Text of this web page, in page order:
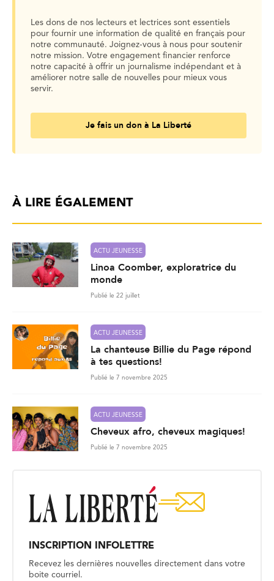
Les dons de nos lecteurs et lectrices sont essentiels
pour fournir une information de qualité en français pour
notre communauté. Joignez-vous à nous pour soutenir
notre mission. Votre engagement financier renforce
notre capacité à offrir un journalisme indépendant et à
améliorer notre salle de nouvelles pour mieux vous
servir.
Je fais un don à La Liberté
À LIRE ÉGALEMENT
ACTU JEUNESSE
Linoa Coomber, exploratrice du
monde
Publié le 22 juillet
ACTU JEUNESSE
La chanteuse Billie du Page répond
à tes questions!
Publié le 7 novembre 2025
ACTU JEUNESSE
Cheveux afro, cheveux magiques!
Publié le 7 novembre 2025
INSCRIPTION INFOLETTRE
Recevez les dernières nouvelles directement dans votre
boite courriel.